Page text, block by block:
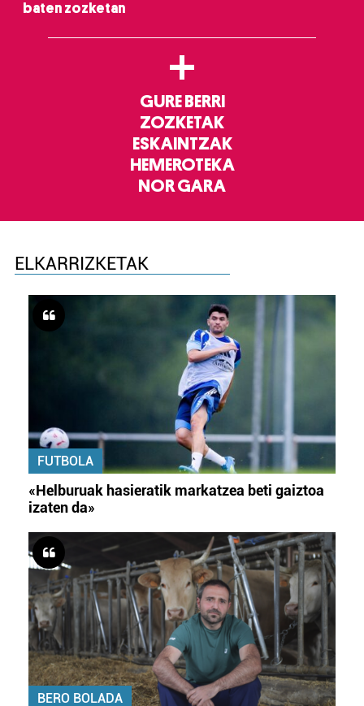
baten zozketan
+
GURE BERRI
ZOZKETAK
ESKAINTZAK
HEMEROTEKA
NOR GARA
ELKARRIZKETAK
FUTBOLA
«Helburuak hasieratik markatzea beti gaiztoa
izaten da»
BERO BOLADA